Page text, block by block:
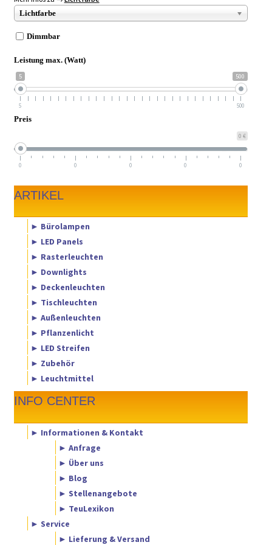
► ZAHLARTEN
► VERSANDARTEN
Lichtfarbe
Dimmbar
Leistung max. (Watt)
5 500
5 500
Preis
0 €
0 0 0 0 0
ARTIKEL
► Bürolampen
► LED Panels
► Rasterleuchten
► Downlights
► Deckenleuchten
► Tischleuchten
► Außenleuchten
► Pflanzenlicht
► LED Streifen
► Zubehör
► Leuchtmittel
INFO CENTER
► Informationen & Kontakt
► Anfrage
► Über uns
► Blog
► Stellenangebote
► TeuLexikon
► Service
► Lieferung & Versand